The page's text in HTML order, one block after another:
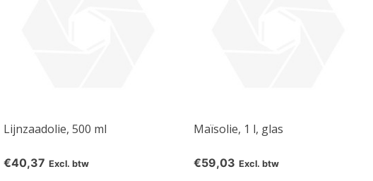
Lijnzaadolie, 500 ml
€40,37 Excl. btw
Maïsolie, 1 l, glas
€59,03 Excl. btw